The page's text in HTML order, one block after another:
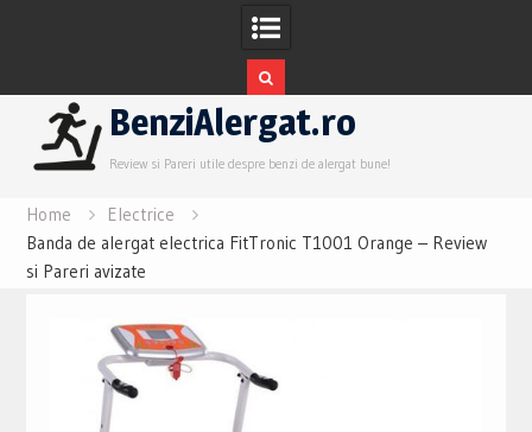
content
BenziAlergat.ro
Review si Pareri utile despre benzi de alergat bune!
Home
Electrice
Banda de alergat electrica FitTronic T1001 Orange – Review
si Pareri avizate